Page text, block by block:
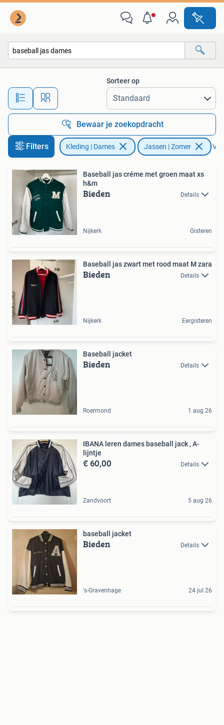
Alle afstanden…
Sorteer op
Bewaar je zoekopdracht
Filters Kleding | Dames Jassen | Zomer
Baseball jas créme met groen maat xs
h&m
Bieden Details
Nijkerk Gisteren
Baseball jas zwart met rood maat M zara
Bieden Details
Nijkerk Eergisteren
Baseball jacket
Bieden Details
Roermond 1 aug 26
IBANA leren dames baseball jack , A-
lijntje
€ 60,00 Details
Zandvoort 5 aug 26
baseball jacket
Bieden Details
's-Gravenhage 24 jul 26